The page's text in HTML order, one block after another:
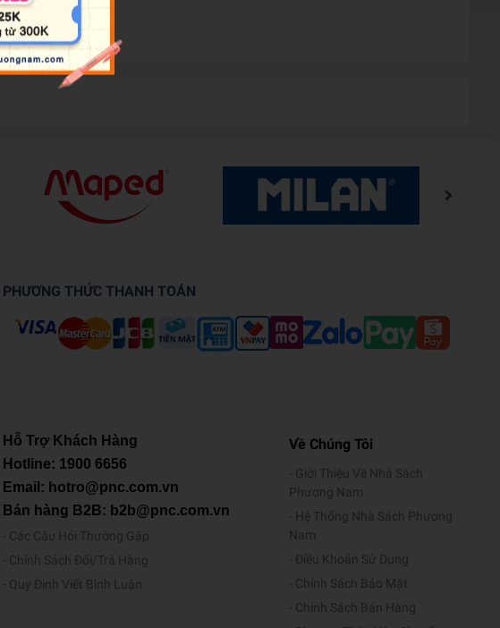
PHƯƠNG THỨC THANH TOÁN
Hỗ Trợ Khách Hàng
Hotline: 1900 6656
Email: hotro@pnc.com.vn
Bán hàng B2B: b2b@pnc.com.vn
Các Câu Hỏi Thường Gặp
Chính Sách Đổi/Trả Hàng
Quy Định Viết Bình Luận
Về Chúng Tôi
Giới Thiệu Về Nhà Sách
Phương Nam
Hệ Thống Nhà Sách Phương
Nam
Điều Khoản Sử Dụng
Chính Sách Bảo Mật
Chính Sách Bán Hàng